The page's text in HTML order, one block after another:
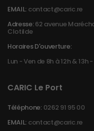
EMAIL: contact@caric.re
Adresse:62 avenue
Clotilde
Horaires D'ouverture:
Lun - Ven de 8h à 12h & 13h -
CARIC Le Port
Téléphone: 0262 91 95 00
EMAIL: contact@caric.re